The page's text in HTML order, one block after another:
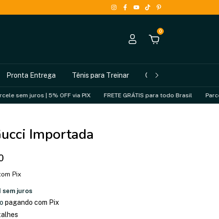
0
Pronta Entrega Tênis para Treinar Como Comprar
| 5% OFF via PIX FRETE GRÁTIS para todo Brasil Parcele sem
Importada
Pix
sem juros
pagando com Pix